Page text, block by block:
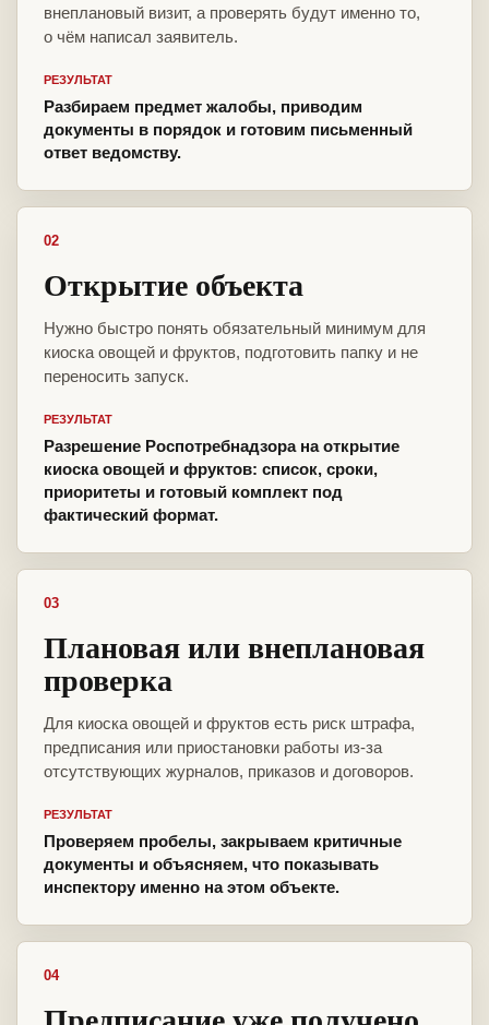
внеплановый визит, а проверять будут именно то,
о чём написал заявитель.
РЕЗУЛЬТАТ
Разбираем предмет жалобы, приводим
документы в порядок и готовим письменный
ответ ведомству.
02
Открытие объекта
Нужно быстро понять обязательный минимум для
киоска овощей и фруктов, подготовить папку и не
переносить запуск.
РЕЗУЛЬТАТ
Разрешение Роспотребнадзора на открытие
киоска овощей и фруктов: список, сроки,
приоритеты и готовый комплект под
фактический формат.
03
Плановая или внеплановая
проверка
Для киоска овощей и фруктов есть риск штрафа,
предписания или приостановки работы из-за
отсутствующих журналов, приказов и договоров.
РЕЗУЛЬТАТ
Проверяем пробелы, закрываем критичные
документы и объясняем, что показывать
инспектору именно на этом объекте.
04